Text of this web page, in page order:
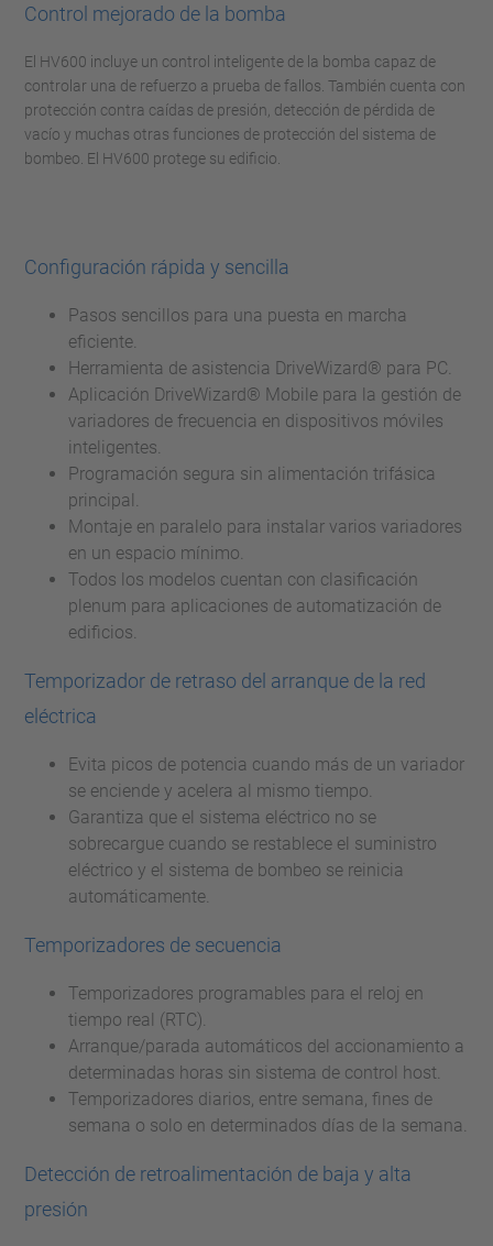
Control mejorado de la bomba
El HV600 incluye un control inteligente de la bomba capaz de
controlar una de refuerzo a prueba de fallos. También cuenta con
protección contra caídas de presión, detección de pérdida de
vacío y muchas otras funciones de protección del sistema de
bombeo. El HV600 protege su edificio.
Configuración rápida y sencilla
Pasos sencillos para una puesta en marcha
eficiente.
Herramienta de asistencia DriveWizard® para PC.
Aplicación DriveWizard® Mobile para la gestión de
variadores de frecuencia en dispositivos móviles
inteligentes.
Programación segura sin alimentación trifásica
principal.
Montaje en paralelo para instalar varios variadores
en un espacio mínimo.
Todos los modelos cuentan con clasificación
plenum para aplicaciones de automatización de
edificios.
Temporizador de retraso del arranque de la red
eléctrica
Evita picos de potencia cuando más de un variador
se enciende y acelera al mismo tiempo.
Garantiza que el sistema eléctrico no se
sobrecargue cuando se restablece el suministro
eléctrico y el sistema de bombeo se reinicia
automáticamente.
Temporizadores de secuencia
Temporizadores programables para el reloj en
tiempo real (RTC).
Arranque/parada automáticos del accionamiento a
determinadas horas sin sistema de control host.
Temporizadores diarios, entre semana, fines de
semana o solo en determinados días de la semana.
Detección de retroalimentación de baja y alta
presión